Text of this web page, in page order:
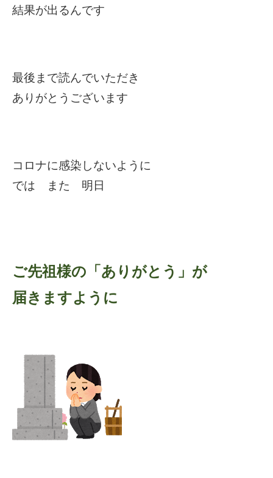
結果が出るんです
最後まで読んでいただき
ありがとうございます
コロナに感染しないように
では また 明日
ご先祖様の「ありがとう」が
届きますように